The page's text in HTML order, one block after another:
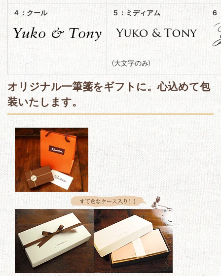
４：クール ５：ミディアム
(大文字のみ)
６
オリジナル一筆箋をギフトに。心込めて包
装いたします。